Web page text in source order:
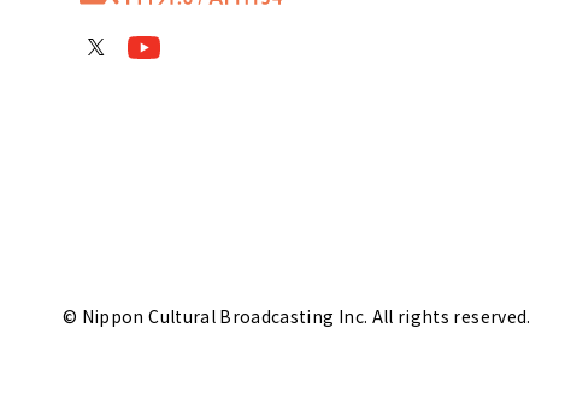
© Nippon Cultural Broadcasting Inc. All rights reserved.